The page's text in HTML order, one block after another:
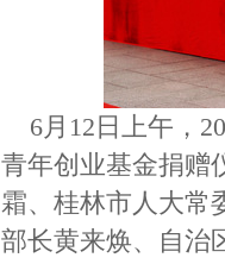
6月12日上午，
青年创业基金捐赠
霜、桂林市人大常
部长黄来焕、自治